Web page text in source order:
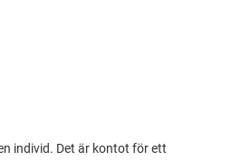
individ. Det är kontot för ett